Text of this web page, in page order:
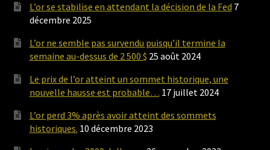
L’or se stabilise en attendant la décision de la Fed 7
décembre 2025
L’or ne semble pas survendu puisqu’il termine la
semaine au-dessus de 2 500 $ 25 août 2024
Le prix de l’or atteint un sommet historique, une
nouvelle hausse est probable… 17 juillet 2024
L’or perd 3% après avoir atteint des sommets
historiques. 10 décembre 2023